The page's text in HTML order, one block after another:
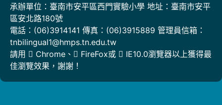
承辦單位：臺南市安平區西門實驗小學 地址：臺南市安平
區安北路180號
電話：(06)3914141 傳真：(06)3915889 管理員信箱：
tnbilingual1@hmps.tn.edu.tw
請用
Chrome 、 FireFox或
IE10.0瀏覽器以上獲得最
佳瀏覽效果，謝謝！